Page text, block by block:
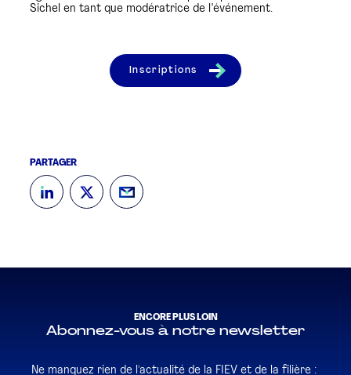
Sichel en tant que modératrice de l’événement.
Inscriptions
PARTAGER
ENCORE PLUS LOIN
Abonnez-vous à notre newsletter
Ne manquez rien de l'actualité de la FIEV et de la filière :